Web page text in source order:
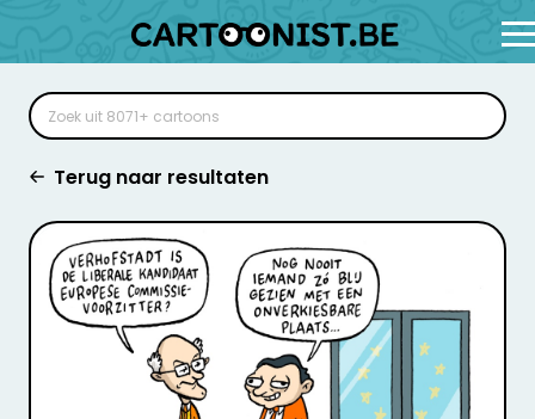
Terug naar resultaten